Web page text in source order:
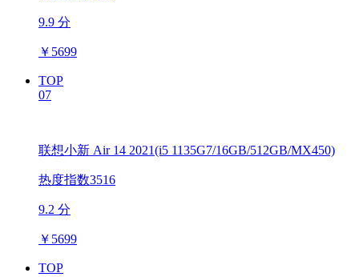
9.9 分
￥ 5699
TOP
07
联想小新 Air 14 2021(i5 1135G7/16GB/512GB/MX450)
热度指数3516
9.2 分
￥ 5699
TOP